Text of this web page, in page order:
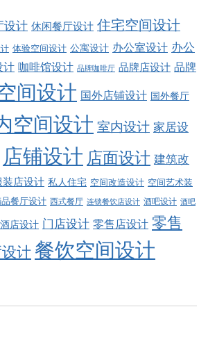
设计 休闲餐厅设计 住宅空间设计
体验空间设计 公寓设计 办公室设计 办公
计 咖啡馆设计 品牌咖啡厅 品牌店设计 品牌
间设计 国外店铺设计 国外餐厅
空间设计 室内设计 家居设
店铺设计 店面设计 建筑改
装店设计 私人住宅 空间改造设计 空间艺术装
餐厅设计 西式餐厅 连锁餐饮店设计 酒吧设计 酒吧
酒店设计 门店设计 零售店设计 零售
计 餐饮空间设计